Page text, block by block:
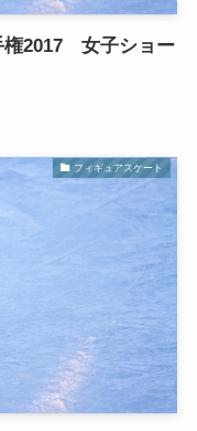
権2017 女子ショー
フィギュアスケート